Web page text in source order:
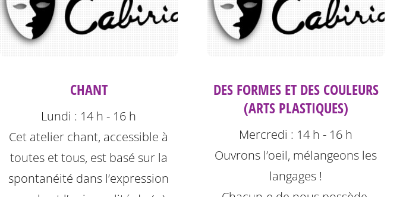
CHANT
Lundi : 14 h - 16 h
Cet atelier chant, accessible à
toutes et tous, est basé sur la
spontanéité dans l’expression
DES FORMES ET DES COULEURS
(ARTS PLASTIQUES)
Mercredi : 14 h - 16 h
Ouvrons l’oeil, mélangeons les
langages !